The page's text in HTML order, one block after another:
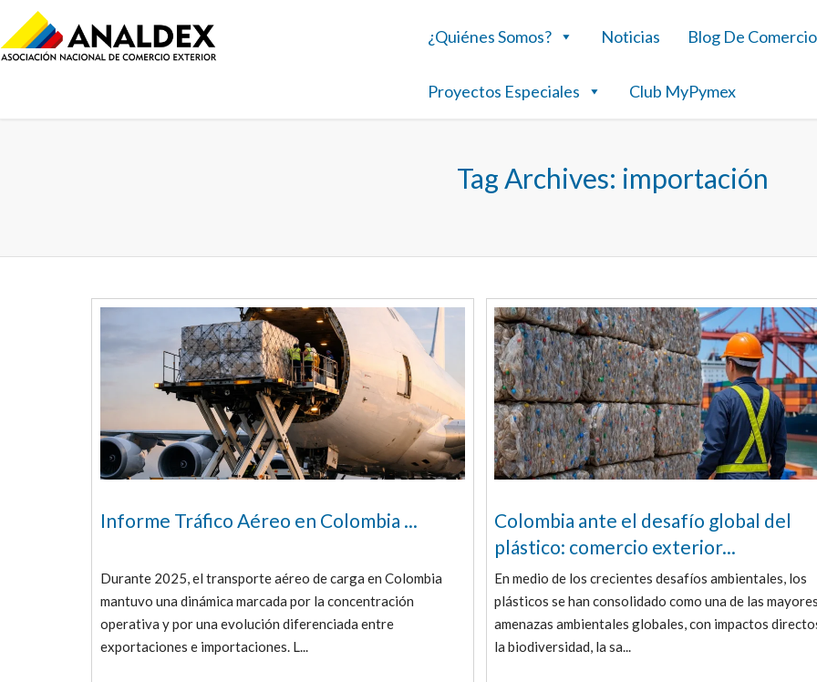
¿Quiénes Somos? Noticias Blog De
Proyectos Especiales Club MyPymex
Tag Archives: importación
Informe Tráfico Aéreo en Colombia ...
Durante 2025, el transporte aéreo de carga en Colombia
mantuvo una dinámica marcada por la concentración
operativa y por una evolución diferenciada entre
exportaciones e importaciones. L...
Colombia ante el desafío global del
plástico: comercio exterior...
En medio de los crecientes desafíos ambientales, los
plásticos se han consolidado como una de las
amenazas ambientales globales, con impactos
la biodiversidad, la sa...